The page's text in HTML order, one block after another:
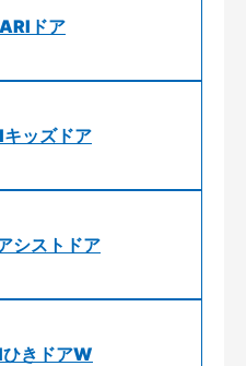
ドア
ッズドア
シストドア
きドアW